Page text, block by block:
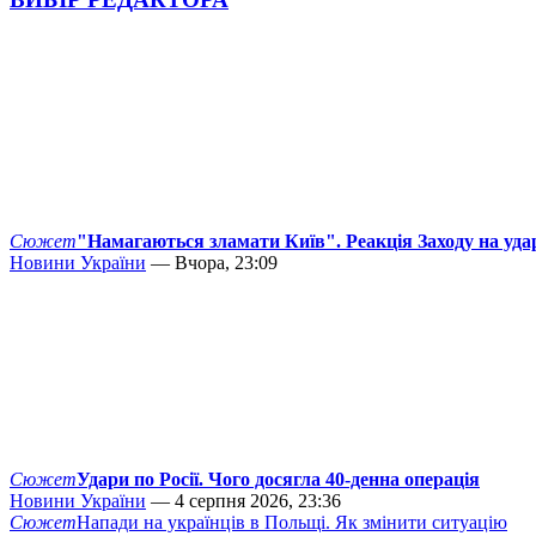
Сюжет"Намагаються зламати Київ". Реакція Заходу на
Новини України — Вчора, 23:09
СюжетУдари по Росії. Чого досягла 40-денна операція
Новини України — 4 серпня 2026, 23:36
СюжетНапади на українців в Польщі. Як змінити ситуацію